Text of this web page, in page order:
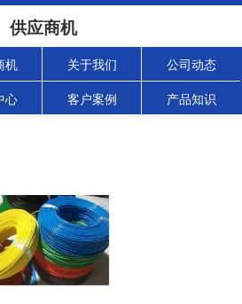
供应商机
机 关于我们 公司动态
心 客户案例 产品知识